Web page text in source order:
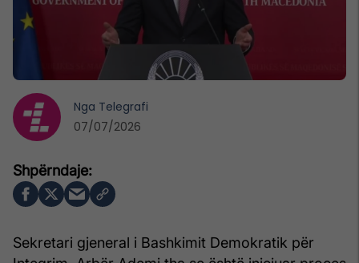
Sekretari gjeneral i Bashkimit Demokratik për
Nga Telegrafi
07/07/2026